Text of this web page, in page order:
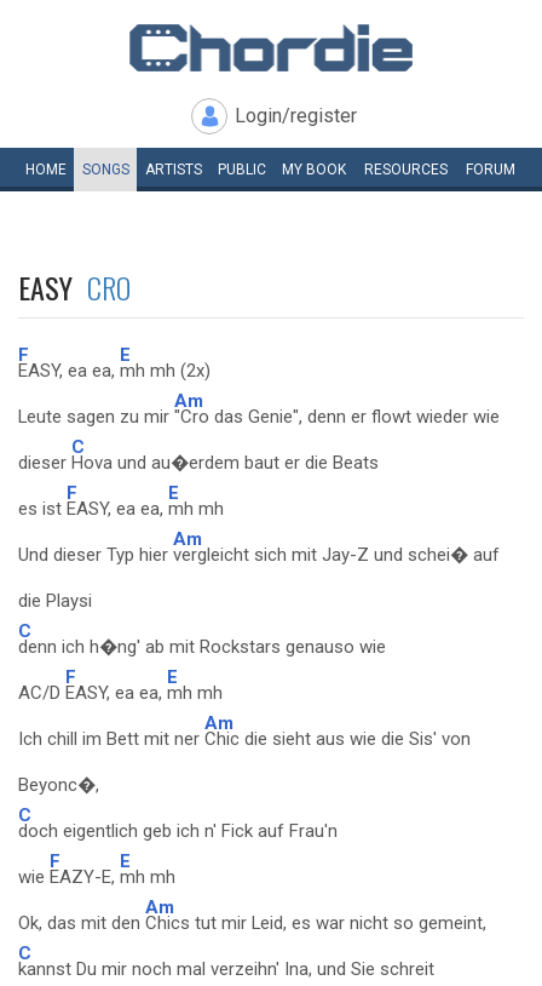
Login/register
HOME SONGS ARTISTS PUBLIC MY BOOK RESOURCES FORUM
EASY CRO
F
EASY, ea ea,
E
mh mh (2x)
Leute sagen zu mir
Am
"Cro das Genie", denn er flowt wieder wie
dieser
C
Hova und au�erdem baut er die Beats
es ist
F
EASY, ea ea,
E
mh mh
Und dieser Typ hier
Am
vergleicht sich mit Jay-Z und schei� auf
die Playsi
C
denn ich h�ng' ab mit Rockstars genauso wie
AC/D
F
EASY, ea ea,
E
mh mh
Ich chill im Bett mit ner
Am
Chic die sieht aus wie die Sis' von
Beyonc�,
C
doch eigentlich geb ich n' Fick auf Frau'n
wie
F
EAZY-E,
E
mh mh
Ok, das mit den
Am
Chics tut mir Leid, es war nicht so gemeint,
C
kannst Du mir noch mal verzeihn' Ina, und Sie schreit